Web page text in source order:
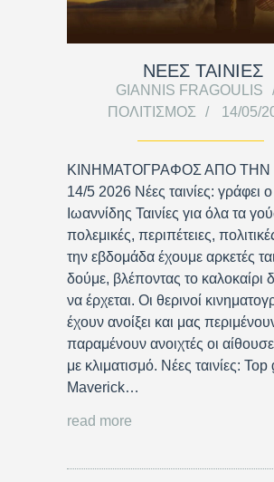
ΝΕΕΣ ΤΑΙΝΙΕΣ
GIANNIS FRAGOULIS
ΠΟΛΙΤΙΣΜΌΣ
14/05/
ΚΙΝΗΜΑΤΟΓΡΑΦΟΣ ΑΠΟ
14/5 2026 Νέες ταινίες: γράφει ο
Ιωαννίδης Ταινίες για όλα τα
πολεμικές, περιπέτειες,
την εβδομάδα έχουμε αρκετές
δούμε, βλέποντας το καλοκαίρι
να έρχεται. Οι θερινοί
έχουν ανοίξει και μας
παραμένουν ανοιχτές οι
με κλιματισμό. Νέες ταινίες: Top
Maverick…
read more